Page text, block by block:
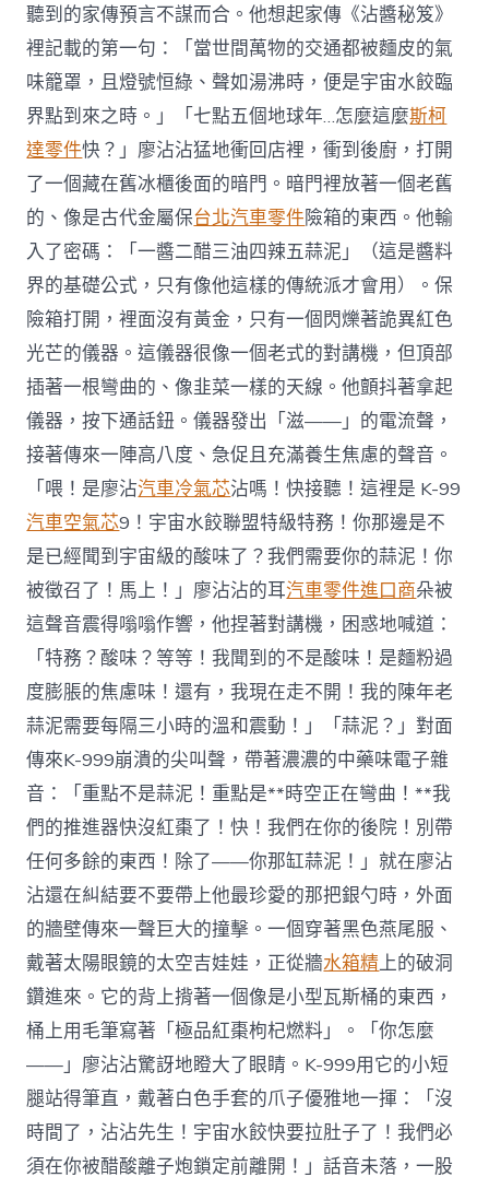
聽到的家傳預言不謀而合。他想起家傳《沾醬秘笈》
裡記載的第一句：「當世間萬物的交通都被麵皮的氣
味籠罩，且燈號恒綠、聲如湯沸時，便是宇宙水餃臨
界點到來之時。」「七點五個地球年…怎麼這麼斯柯
達零件快？」廖沾沾猛地衝回店裡，衝到後廚，打開
了一個藏在舊冰櫃後面的暗門。暗門裡放著一個老舊
的、像是古代金屬保台北汽車零件險箱的東西。他輸
入了密碼：「一醬二醋三油四辣五蒜泥」（這是醬料
界的基礎公式，只有像他這樣的傳統派才會用）。保
險箱打開，裡面沒有黃金，只有一個閃爍著詭異紅色
光芒的儀器。這儀器很像一個老式的對講機，但頂部
插著一根彎曲的、像韭菜一樣的天線。他顫抖著拿起
儀器，按下通話鈕。儀器發出「滋——」的電流聲，
接著傳來一陣高八度、急促且充滿養生焦慮的聲音。
「喂！是廖沾汽車冷氣芯沾嗎！快接聽！這裡是 K-99
汽車空氣芯9！宇宙水餃聯盟特級特務！你那邊是不
是已經聞到宇宙級的酸味了？我們需要你的蒜泥！你
被徵召了！馬上！」廖沾沾的耳汽車零件進口商朵被
這聲音震得嗡嗡作響，他捏著對講機，困惑地喊道：
「特務？酸味？等等！我聞到的不是酸味！是麵粉過
度膨脹的焦慮味！還有，我現在走不開！我的陳年老
蒜泥需要每隔三小時的溫和震動！」「蒜泥？」對面
傳來K-999崩潰的尖叫聲，帶著濃濃的中藥味電子雜
音：「重點不是蒜泥！重點是**時空正在彎曲！**我
們的推進器快沒紅棗了！快！我們在你的後院！別帶
任何多餘的東西！除了——你那缸蒜泥！」就在廖沾
沾還在糾結要不要帶上他最珍愛的那把銀勺時，外面
的牆壁傳來一聲巨大的撞擊。一個穿著黑色燕尾服、
戴著太陽眼鏡的太空吉娃娃，正從牆水箱精上的破洞
鑽進來。它的背上揹著一個像是小型瓦斯桶的東西，
桶上用毛筆寫著「極品紅棗枸杞燃料」。「你怎麼
——」廖沾沾驚訝地瞪大了眼睛。K-999用它的小短
腿站得筆直，戴著白色手套的爪子優雅地一揮：「沒
時間了，沾沾先生！宇宙水餃快要拉肚子了！我們必
須在你被醋酸離子炮鎖定前離開！」話音未落，一股